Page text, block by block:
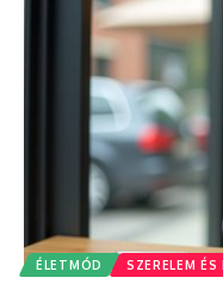
ÉLETMÓD SZERELEM